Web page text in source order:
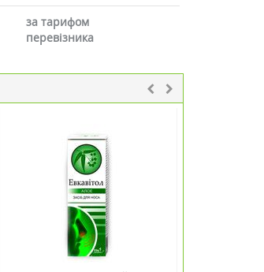
за тарифом
перевізника